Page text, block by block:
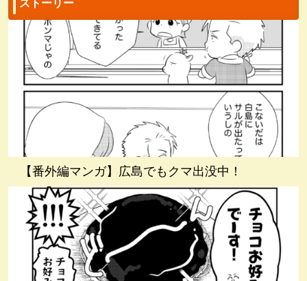
ストーリー
【番外編マンガ】広島でもクマ出没中！